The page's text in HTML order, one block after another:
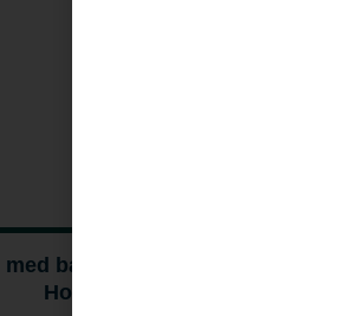
barkunskap till Körunda
Hotell